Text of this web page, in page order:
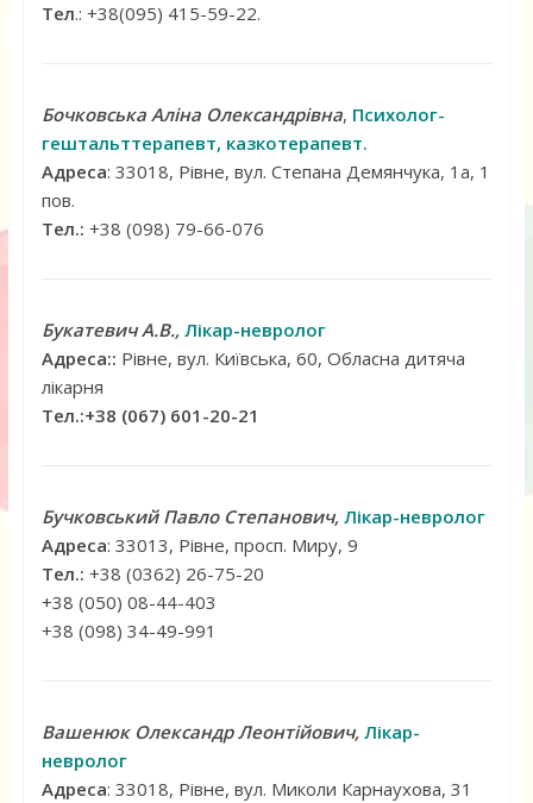
Тел.: +38(095) 415-59-22.
Бочковська Аліна Олександрівна, Психолог-
гештальттерапевт, казкотерапевт.
Адреса: 33018, Рівне, вул. Степана Демянчука, 1а, 1
пов.
Тел.: +38 (098) 79-66-076
Букатевич А.В., Лікар-невролог
Адреса:: Рівне, вул. Київська, 60, Обласна дитяча
лікарня
Тел.:+38 (067) 601-20-21
Бучковський Павло Степанович, Лікар-невролог
Адреса: 33013, Рівне, просп. Миру, 9
Тел.: +38 (0362) 26-75-20
+38 (050) 08-44-403
+38 (098) 34-49-991
Вашенюк Олександр Леонтійович, Лікар-
невролог
Адреса: 33018, Рівне, вул. Миколи Карнаухова, 31